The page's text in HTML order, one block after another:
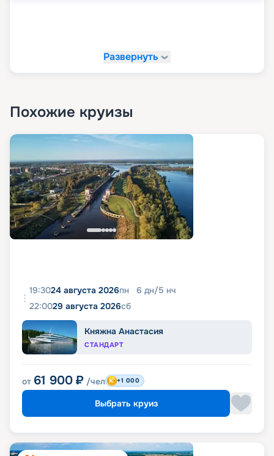
Развернуть
Похожие круизы
19:3024 августа 2026пн 6 дн/5 нч
22:0029 августа 2026сб
Княжна Анастасия
СТАНДАРТ
от 61 900 ₽ /чел +1 000
Выбрать круиз